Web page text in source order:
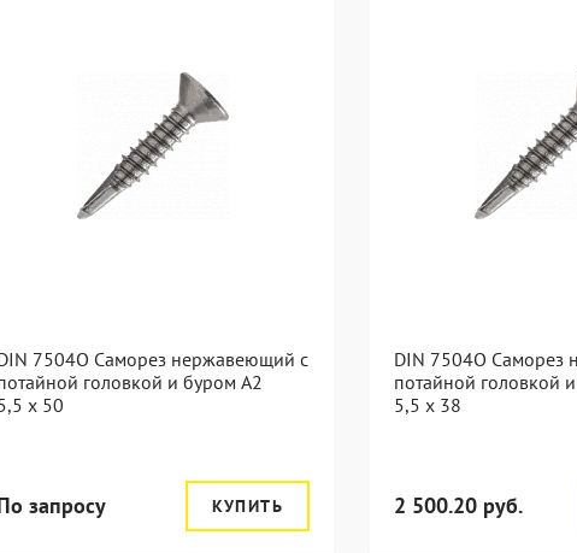
7504O Саморез нержавеющий с
головкой и буром А2
x 50
запросу КУПИТЬ
DIN 7504O Саморез
потайной головкой
5,5 x 38
2 500.20 руб.